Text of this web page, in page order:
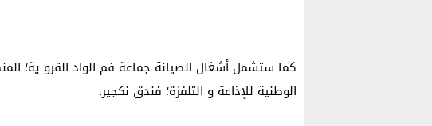
كما ستشمل أشغال الصيانة جماعة فم الواد القرو ية؛
الوطنية للإذاعة و التلفزة؛ فندق نكجير.